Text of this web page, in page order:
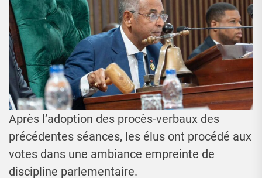
Après l’adoption des procès-verbaux des
précédentes séances, les élus ont procédé aux
votes dans une ambiance empreinte de
discipline parlementaire.